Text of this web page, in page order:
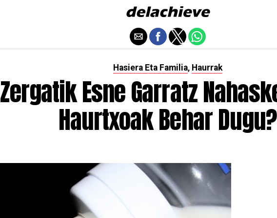
Hasiera Eta Familia, Haurrak
Zergatik Esne Garratz
Haurtxoak Behar Dugu?